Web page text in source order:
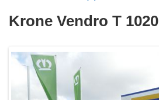
Krone Vendro T 1020